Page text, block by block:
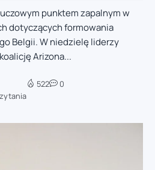
punktem zapalnym w
dotyczących formowania
Belgii. W niedzielę liderzy
Arizona...
522 0